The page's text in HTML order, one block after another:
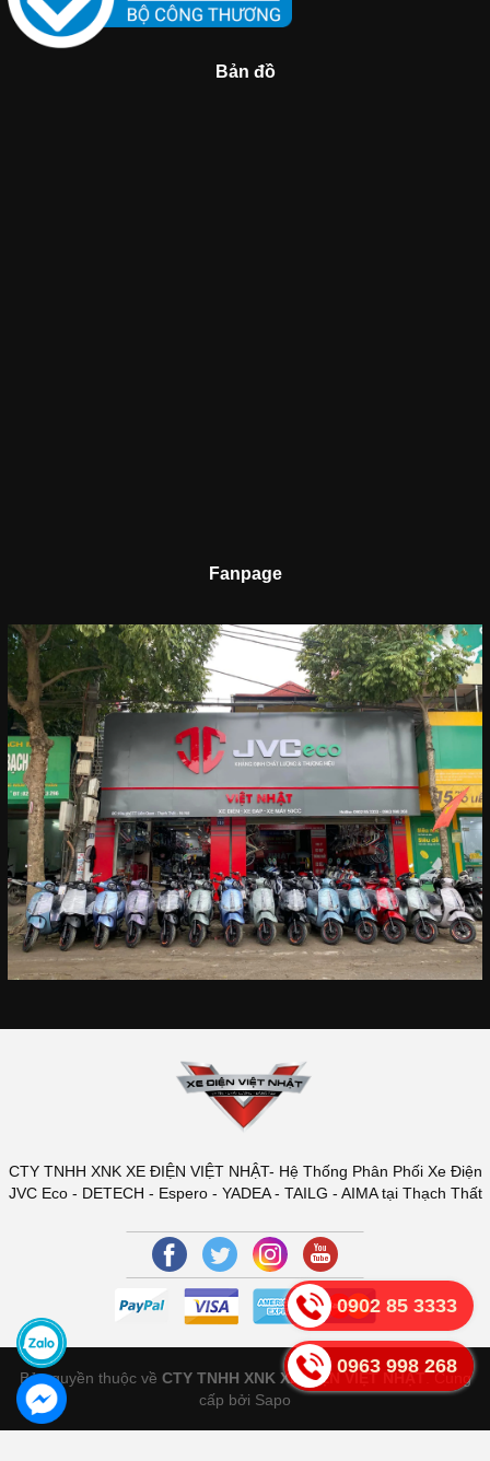
Bản đồ
Fanpage
CTY TNHH XNK XE ĐIỆN VIỆT NHẬT- Hệ Thống Phân Phối Xe Điện
JVC Eco - DETECH - Espero - YADEA - TAILG - AIMA tại Thạch Thất
Bản quyền thuộc về CTY TNHH XNK XE ĐIỆN VIỆT NHẬT.Cung
cấp bởi Sapo
0902 85 3333
0963 998 268